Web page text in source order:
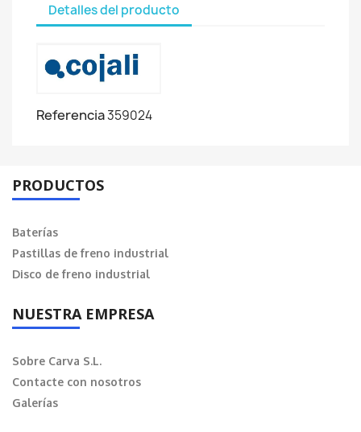
Detalles del producto
Referencia359024
PRODUCTOS
Baterías
Pastillas de freno industrial
Disco de freno industrial
NUESTRA EMPRESA
Sobre Carva S.L.
Contacte con nosotros
Galerías